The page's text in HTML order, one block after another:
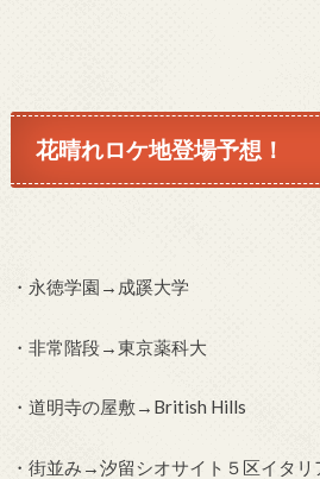
花晴れロケ地登場予想！
・永徳学園→成蹊大学
・非常階段→東京薬科大
・道明寺の屋敷→British Hills
・街並み→汐留シオサイト５区イタリ